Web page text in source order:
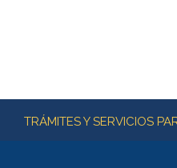
Más información
TRÁMITES Y SERVICIOS